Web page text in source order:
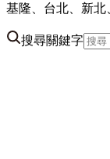
基隆、台北、新北
搜尋關鍵字